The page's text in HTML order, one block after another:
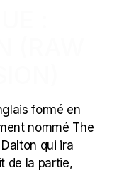
formé en
nommé The
qui ira
de la partie,